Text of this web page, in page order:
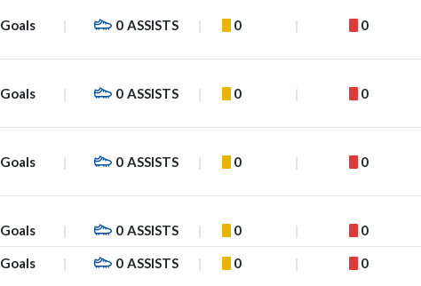
Goals 0 ASSISTS 0 0
Goals 0 ASSISTS 0 0
Goals 0 ASSISTS 0 0
Goals 0 ASSISTS 0 0
Goals 0 ASSISTS 0 0